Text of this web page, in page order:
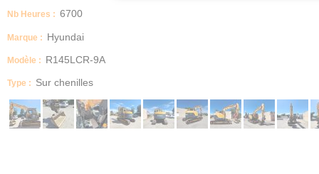
Nb Heures : 6700
Marque : Hyundai
Modèle : R145LCR-9A
Type : Sur chenilles